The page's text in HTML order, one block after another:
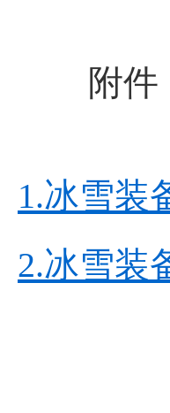
附件
1.冰雪装
2.冰雪装